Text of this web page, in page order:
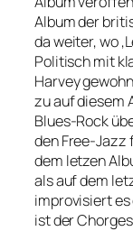
Album der
da weiter, wo
Politisch mit
Harvey
zu auf diesem
Blues-Rock
den Free-Jazz
dem letzen
als auf dem
improvisiert es
ist der